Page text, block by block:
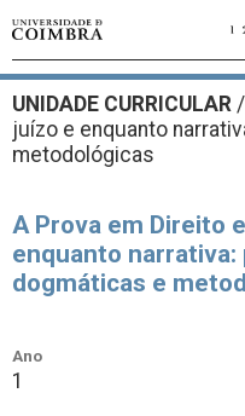
UNIDADE CURRICULAR /
juízo e enquanto
metodológicas
A Prova em Direito
enquanto
dogmáticas e
Ano
1